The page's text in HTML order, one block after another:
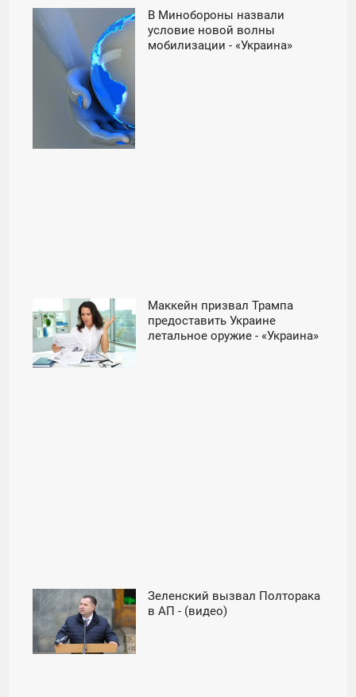
В Минобороны назвали
условие новой волны
мобилизации - «Украина»
Маккейн призвал Трампа
предоставить Украине
летальное оружие - «Украина»
Зеленский вызвал Полторака
в АП - (видео)